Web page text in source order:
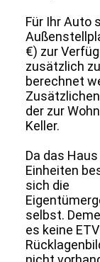
Für Ihr Auto
€) zur
zusätzlich
berechnet
der zur
Keller.
Da das
Einheiten
sich die
selbst.
es keine